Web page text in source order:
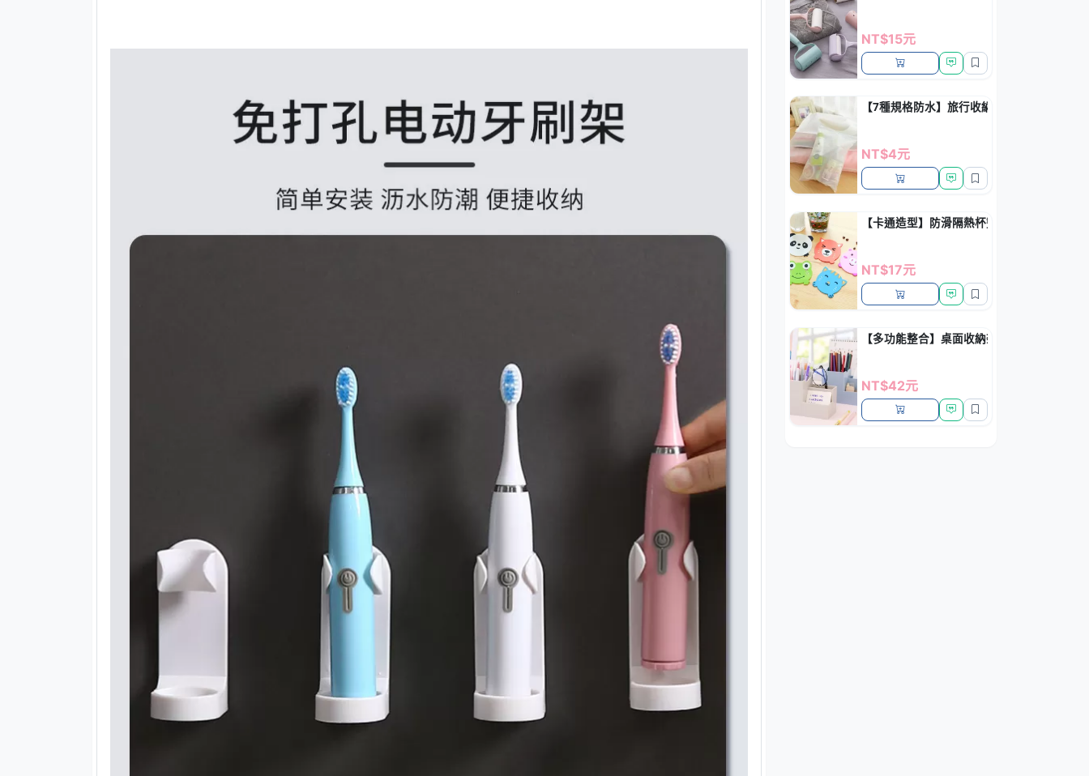
NT$15元
【7種規格防水】旅行收納袋 - PVC透明衣物
NT$4元
【卡通造型】防滑隔熱杯墊 - 居家餐桌防護墊
NT$17元
【多功能整合】桌面收納架 - 手機筆筒化妝品
NT$42元